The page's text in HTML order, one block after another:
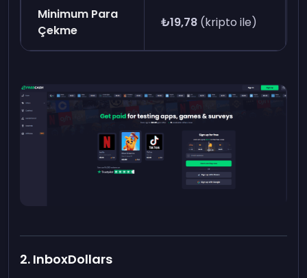
Minimum Para
Çekme
₺19,78 (kripto ile)
2. InboxDollars